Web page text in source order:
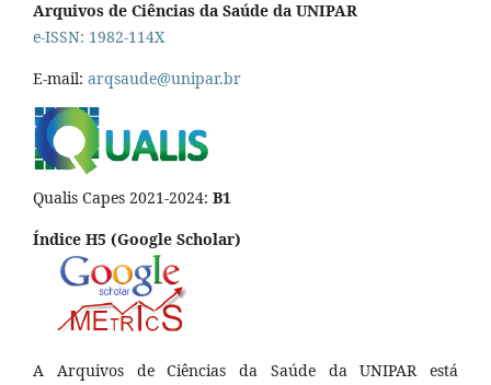
Arquivos de Ciências da Saúde da UNIPAR
e-ISSN: 1982-114X
E-mail: arqsaude@unipar.br
Qualis Capes 2021-2024: B1
Índice H5 (Google Scholar)
A Arquivos de Ciências da Saúde da UNIPAR está